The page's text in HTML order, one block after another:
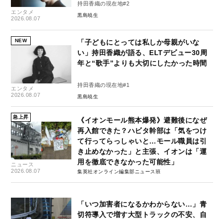
エンタメ
2026.08.07
持田香織の現在地#2
黒島暁生
NEW
エンタメ
2026.08.07
「子どもにとっては私しか母親がいな
い」持田香織が語る、ELTデビュー30周
年と“歌手”よりも大切にしたかった時間
持田香織の現在地#1
黒島暁生
急上昇
ニュース
2026.08.07
《イオンモール熊本爆発》避難後になぜ
再入館できた？ハビタ幹部は「気をつけ
て行ってらっしゃいと…モール職員は引
き止めなかった」と主張、イオンは「運
用を徹底できなかった可能性」
集英社オンライン編集部ニュース班
「いつ加害者になるかわからない…」青
切符導入で増す大型トラックの不安、自